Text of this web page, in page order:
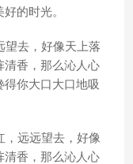
的时光。
望去，好像天上落
清香，那么沁人心
得你大口大口地吸
，远远望去，好像
清香，那么沁人心